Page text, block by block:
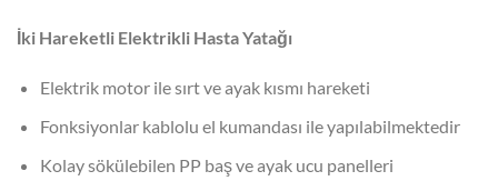
İki Hareketli Elektrikli Hasta Yatağı
Elektrik motor ile sırt ve ayak kısmı hareketi
Fonksiyonlar kablolu el kumandası ile yapılabilmektedir
Kolay sökülebilen PP baş ve ayak ucu panelleri